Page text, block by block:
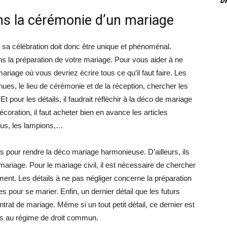
la cérémonie d’un mariage
célébration doit donc être unique et phénoménal.
la préparation de votre mariage. Pour vous aider à ne
où vous devriez écrire tous ce qu’il faut faire. Les
le lieu de cérémonie et de la réception, chercher les
pour les détails, il faudrait réfléchir à la déco de mariage
il faut acheter bien en avance les articles
les lampions,…
rendre la déco mariage harmonieuse. D’ailleurs, ils
Pour le mariage civil, il est nécessaire de chercher
Les détails à ne pas négliger concerne la préparation
pour se marier. Enfin, un dernier détail que les futurs
de mariage. Même si un tout petit détail, ce dernier est
au régime de droit commun.